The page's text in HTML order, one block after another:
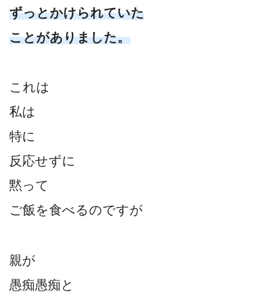
ずっとかけられていた
ことがありました。
これは
私は
特に
反応せずに
黙って
ご飯を食べるのですが
親が
愚痴愚痴と